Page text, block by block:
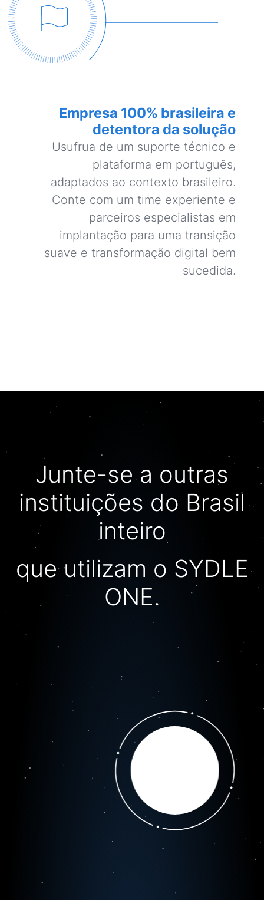
Junte-se a outras
instituições do Brasil
inteiro
que utilizam o SYDLE
ONE.